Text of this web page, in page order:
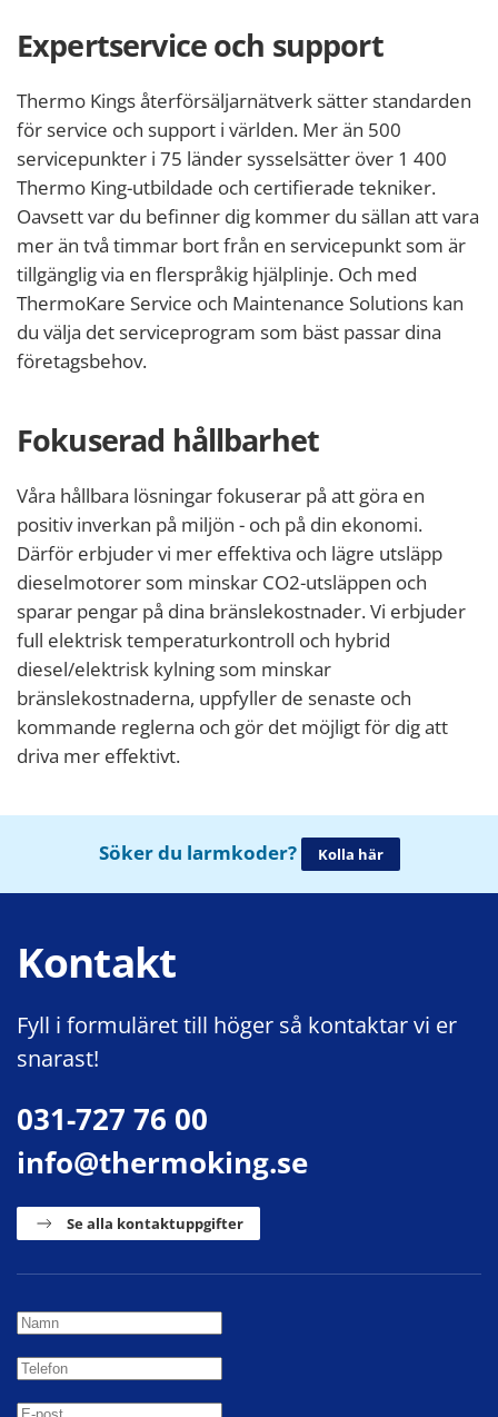
Expertservice och support
Thermo Kings återförsäljarnätverk sätter standarden
för service och support i världen. Mer än 500
servicepunkter i 75 länder sysselsätter över 1 400
Thermo King-utbildade och certifierade tekniker.
Oavsett var du befinner dig kommer du sällan att vara
mer än två timmar bort från en servicepunkt som är
tillgänglig via en flerspråkig hjälplinje. Och med
ThermoKare Service och Maintenance Solutions kan
du välja det serviceprogram som bäst passar dina
företagsbehov.
Fokuserad hållbarhet
Våra hållbara lösningar fokuserar på att göra en
positiv inverkan på miljön - och på din ekonomi.
Därför erbjuder vi mer effektiva och lägre utsläpp
dieselmotorer som minskar CO2-utsläppen och
sparar pengar på dina bränslekostnader. Vi erbjuder
full elektrisk temperaturkontroll och hybrid
diesel/elektrisk kylning som minskar
bränslekostnaderna, uppfyller de senaste och
kommande reglerna och gör det möjligt för dig att
driva mer effektivt.
Söker du larmkoder? Kolla här
Kontakt
Fyll i formuläret till höger så kontaktar vi er
snarast!
031-727 76 00
info@thermoking.se
Se alla kontaktuppgifter